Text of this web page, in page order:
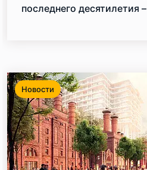
последнего десятилетия
Новости